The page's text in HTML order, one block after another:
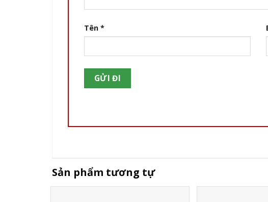
Tên *
Sản phẩm tương tự